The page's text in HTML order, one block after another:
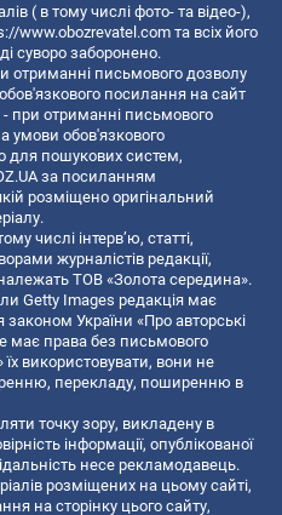
( в тому числі фото- та відео-),
www.obozrevatel.com та всіх його
суворо заборонено.
отриманні письмового дозволу
посилання на сайт
- при отриманні письмового
умови обов'язкового
для пошукових систем,
за посиланням
розміщено оригінальний
числі інтерв’ю, статті,
журналістів редакції,
ТОВ «Золота середина».
Getty Images редакція має
України «Про авторські
має права без письмового
використовувати, вони не
перекладу, поширенню в
точку зору, викладену в
інформації, опублікованої
несе рекламодавець.
розміщених на цьому сайті,
на сторінку цього сайту,